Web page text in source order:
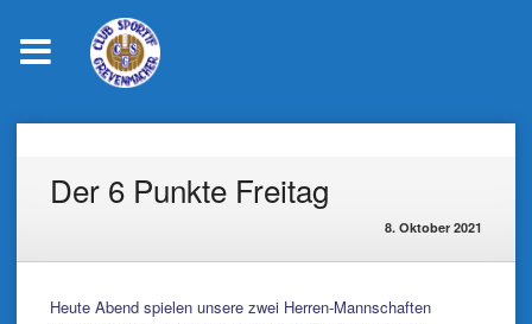
contentDer 6 Punkte Freitag
8. Oktober 2021
Heute Abend spielen unsere zwei Herren-Mannschaften